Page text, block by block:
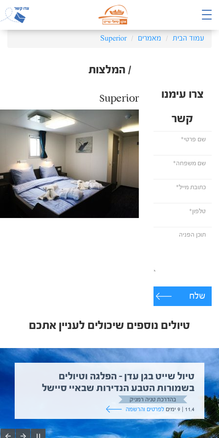
עמוד הבית מאמרים Superior
/ המלצות
צרו עימנו
קשר
שלח
Superior
טיולים נוספים שיכולים לעניין אתכם
טיול שייט בגן עדן – הפלגה וטיולים
בשמורות הטבע הנדירות שבאיי סיישל
בהדרכת טניה רמניק
11.4 | 9 ימים
לפרטים והרשמה